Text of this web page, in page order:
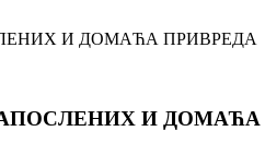
И ДОМАЋА ПРИВРЕДА
И ДОМАЋА